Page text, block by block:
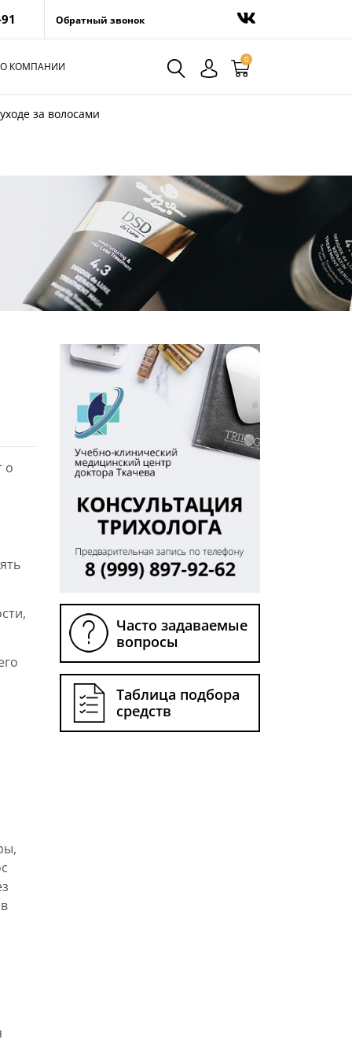
Обратный звонок
0
О КОМПАНИИ
за волосами
о
Часто задаваемые
вопросы
Таблица подбора
средств